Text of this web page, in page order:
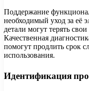
Поддержание
необходимый уход за её
детали могут терять
Качественная
помогут продлить срок
использования.
Идентификация